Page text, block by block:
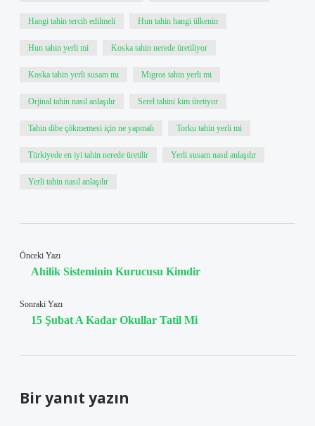
Hangi tahin tercih edilmeli Hun tahin hangi ülkenin
Hun tahin yerli mi Koska tahin nerede üretiliyor
Koska tahin yerli susam mı Migros tahin yerli mi
Orjinal tahin nasıl anlaşılır Serel tahini kim üretiyor
Tahin dibe çökmemesi için ne yapmalı Torku tahin yerli mi
Türkiyede en iyi tahin nerede üretilir Yerli susam nasıl anlaşılır
Yerli tahin nasıl anlaşılır
Önceki Yazı
Ahilik Sisteminin Kurucusu Kimdir
Sonraki Yazı
15 Şubat A Kadar Okullar Tatil Mi
Bir yanıt yazın